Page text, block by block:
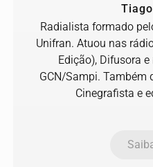
Radialista formado
Unifran. Atuou nas
Edição), Difusora
GCN/Sampi. Também
Cinegrafista e